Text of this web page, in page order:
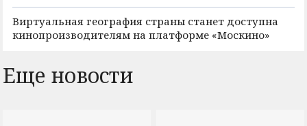
Виртуальная география страны станет доступна
кинопроизводителям на платформе «Москино»
Еще новости